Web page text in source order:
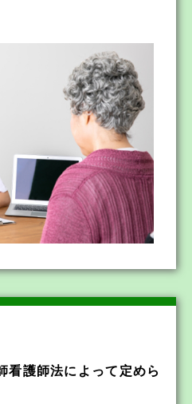
看護師法によって定めら